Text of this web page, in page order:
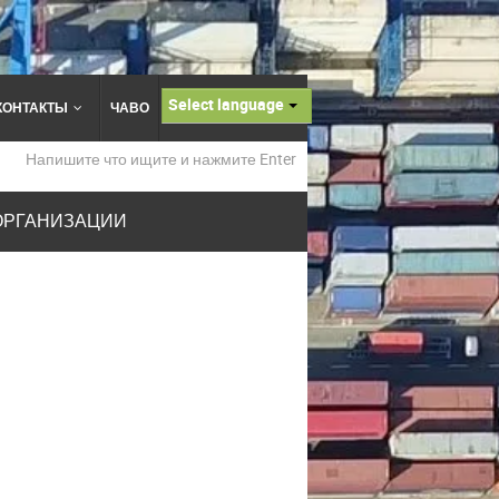
ЧАВО Select language